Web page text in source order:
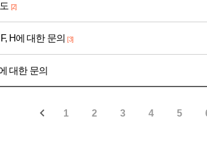
[2]
H에 대한 문의 [3]
대한 문의
1 2 3 4 5